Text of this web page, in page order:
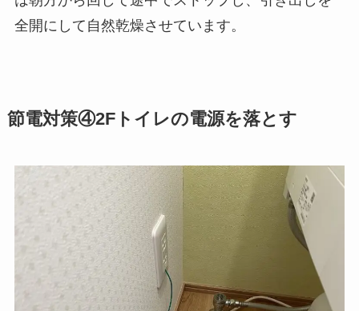
全開にして自然乾燥させています。
節電対策④2Fトイレの電源を落とす